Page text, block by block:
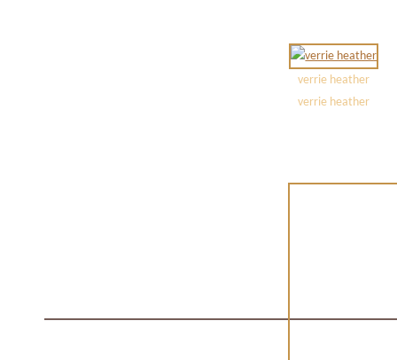
verrie heather
verrie heather